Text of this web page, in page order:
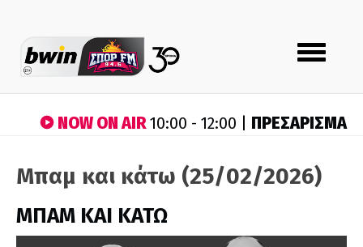
Toggle
navigation
NOW ON AIR10:00 - 12:00 | ΠΡΕΣΑΡΙΣΜΑ
Μπαμ και κάτω (25/02/2026)
ΜΠΑΜ ΚΑΙ ΚΑΤΩ